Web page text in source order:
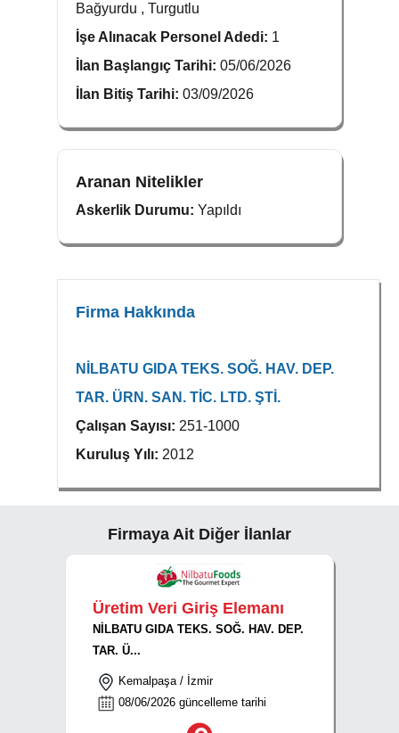
Bağyurdu , Turgutlu
İşe Alınacak Personel Adedi: 1
İlan Başlangıç Tarihi: 05/06/2026
İlan Bitiş Tarihi: 03/09/2026
Aranan Nitelikler
Askerlik Durumu: Yapıldı
Firma Hakkında
NİLBATU GIDA TEKS. SOĞ. HAV. DEP.
TAR. ÜRN. SAN. TİC. LTD. ŞTİ.
Çalışan Sayısı: 251-1000
Kuruluş Yılı: 2012
Firmaya Ait Diğer İlanlar
Üretim Veri Giriş Elemanı
NİLBATU GIDA TEKS. SOĞ. HAV. DEP.
TAR. Ü...
Kemalpaşa / İzmir
08/06/2026 güncelleme tarihi